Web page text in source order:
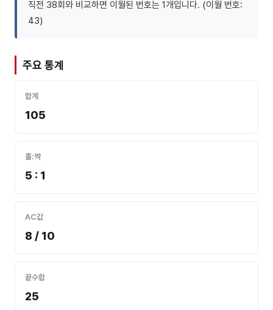
직전 38회와 비교하면 이월된 번호는 1개입니다. (이월 번호:
43)
주요 통계
합계
105
홀:짝
5 : 1
AC값
8 / 10
끝수합
25